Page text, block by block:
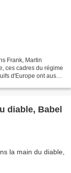
Frank, Martin
ces cadres du régime
d'Europe ont aussi
diable, Babel